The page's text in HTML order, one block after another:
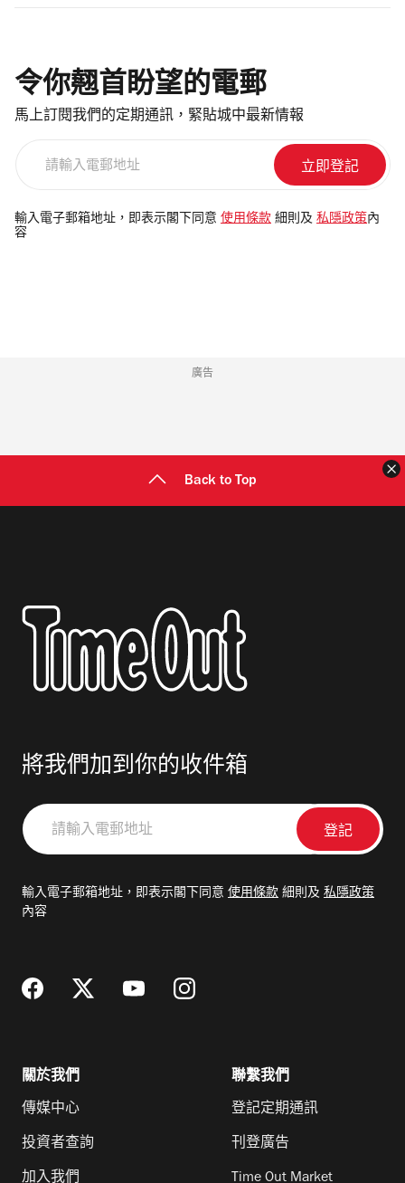
令你翹首盼望的電郵
馬上訂閱我們的定期通訊，緊貼城中最新情報
電
郵
輸入電子郵箱地址，即表示閣下同意 使用條款 細則及 私隱政策 內
容
廣告
Back to Top
將我們加到你的收件箱
請
輸
郵
輸入電子郵箱地址，即表示閣下同意 使用條款 細則及 私隱政策
內容
關於我們
傳媒中心
投資者查詢
加入我們
聯繫我們
登記定期通訊
刊登廣告
Time Out Market